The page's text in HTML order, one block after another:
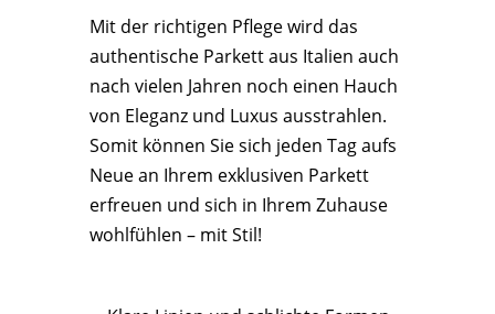
Mit der richtigen Pflege wird das
authentische Parkett aus Italien auch
nach vielen Jahren noch einen Hauch
von Eleganz und Luxus ausstrahlen.
Somit können Sie sich jeden Tag aufs
Neue an Ihrem exklusiven Parkett
erfreuen und sich in Ihrem Zuhause
wohlfühlen – mit Stil!